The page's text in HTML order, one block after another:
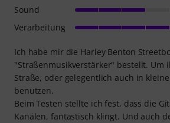
Ich habe mir die Harley Benton
"Straßenmusikverstärker" bestellt. Um
Straße, oder gelegentlich auch in
benutzen.
Beim Testen stellte ich fest, dass die
Kanälen, fantastisch klingt. Und auch
Sound
Verarbeitung